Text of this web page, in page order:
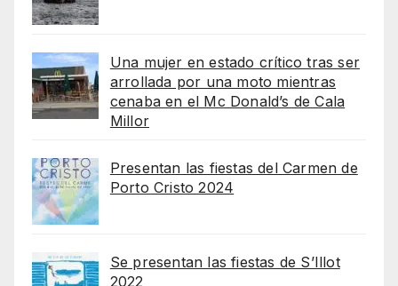
Una mujer en estado crítico tras ser
arrollada por una moto mientras
cenaba en el Mc Donald’s de Cala
Millor
Presentan las fiestas del Carmen de
Porto Cristo 2024
Se presentan las fiestas de S’Illot
2022